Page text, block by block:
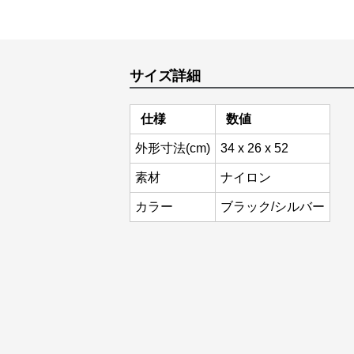
サイズ詳細
仕様 数値
外形寸法(cm) 34 x 26 x 52
素材 ナイロン
カラー ブラック/シルバー